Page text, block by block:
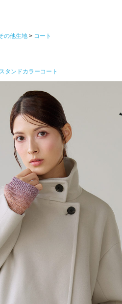
の他生地
コート
スタンドカラーコート